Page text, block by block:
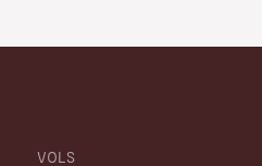
VOLS